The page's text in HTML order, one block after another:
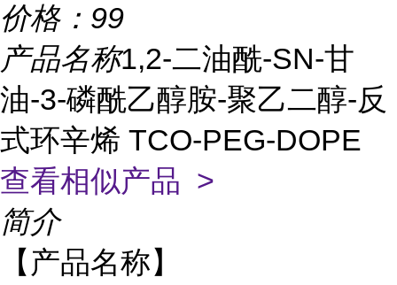
价格： 99
产品名称1,2-二油酰-SN-甘
油-3-磷酰乙醇胺-聚乙二醇-反
式环辛烯 TCO-PEG-DOPE
查看相似产品 >
简介
【产品名称】